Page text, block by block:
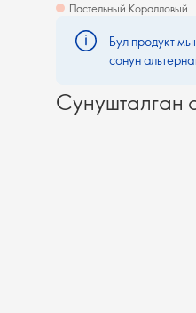
Пастельный Коралловый
Бул продукт
сонун
Сунушталган